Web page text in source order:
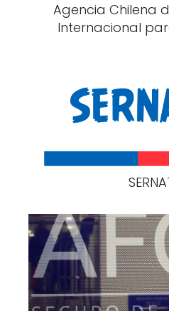
Agencia Chilena
Internacional